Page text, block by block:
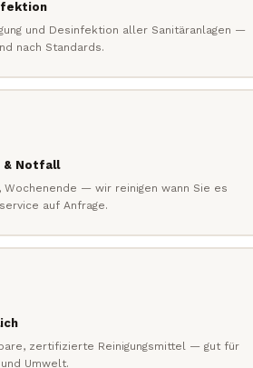
und Desinfektion aller Sanitäranlagen —
nach Standards.
& Notfall
Wochenende — wir reinigen wann Sie es
auf Anfrage.
zertifizierte Reinigungsmittel — gut für
Umwelt.